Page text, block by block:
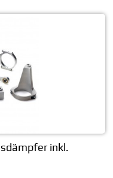
inkl.